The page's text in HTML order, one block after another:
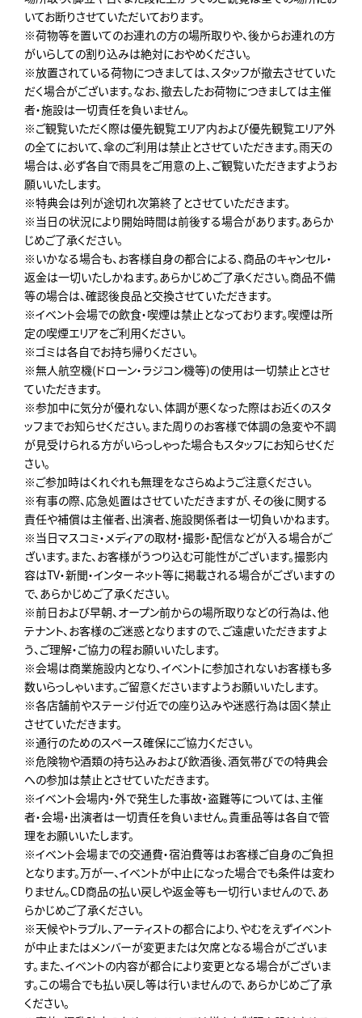
いてお断りさせていただいております。
※荷物等を置いてのお連れの方の場所取りや、後からお連れの方
がいらしての割り込みは絶対におやめください。
※放置されている荷物につきましては、スタッフが撤去させていた
だく場合がございます。なお、撤去したお荷物につきましては主催
者・施設は一切責任を負いません。
※ご観覧いただく際は優先観覧エリア内および優先観覧エリア外
の全てにおいて、傘のご利用は禁止とさせていただきます。雨天の
場合は、必ず各自で雨具をご用意の上、ご観覧いただきますようお
願いいたします。
※特典会は列が途切れ次第終了とさせていただきます。
※当日の状況により開始時間は前後する場合があります。あらか
じめご了承ください。
※いかなる場合も、お客様自身の都合による、商品のキャンセル・
返金は一切いたしかねます。あらかじめご了承ください。商品不備
等の場合は、確認後良品と交換させていただきます。
※イベント会場での飲食・喫煙は禁止となっております。喫煙は所
定の喫煙エリアをご利用ください。
※ゴミは各自でお持ち帰りください。
※無人航空機(ドローン・ラジコン機等)の使用は一切禁止とさせ
ていただきます。
※参加中に気分が優れない、体調が悪くなった際はお近くのスタ
ッフまでお知らせください。また周りのお客様で体調の急変や不調
が見受けられる方がいらっしゃった場合もスタッフにお知らせくだ
さい。
※ご参加時はくれぐれも無理をなさらぬようご注意ください。
※有事の際、応急処置はさせていただきますが、その後に関する
責任や補償は主催者、出演者、施設関係者は一切負いかねます。
※当日マスコミ・メディアの取材・撮影・配信などが入る場合がご
ざいます。また、お客様がうつり込む可能性がございます。撮影内
容はTV・新聞・インターネット等に掲載される場合がございますの
で、あらかじめご了承ください。
※前日および早朝、オープン前からの場所取りなどの行為は、他
テナント、お客様のご迷惑となりますので、ご遠慮いただきますよ
う、ご理解・ご協力の程お願いいたします。
※会場は商業施設内となり、イベントに参加されないお客様も多
数いらっしゃいます。ご留意くださいますようお願いいたします。
※各店舗前やステージ付近での座り込みや迷惑行為は固く禁止
させていただきます。
※通行のためのスペース確保にご協力ください。
※危険物や酒類の持ち込みおよび飲酒後、酒気帯びでの特典会
への参加は禁止とさせていただきます。
※イベント会場内・外で発生した事故・盗難等については、主催
者・会場・出演者は一切責任を負いません。貴重品等は各自で管
理をお願いいたします。
※イベント会場までの交通費・宿泊費等はお客様ご自身のご負担
となります。万が一、イベントが中止になった場合でも条件は変わ
りません。CD商品の払い戻しや返金等も一切行いませんので、あ
らかじめご了承ください。
※天候やトラブル、アーティストの都合により、やむをえずイベント
が中止またはメンバーが変更または欠席となる場合がございま
す。また、イベントの内容が都合により変更となる場合がございま
す。この場合でも払い戻し等は行いませんので、あらかじめご了承
ください。